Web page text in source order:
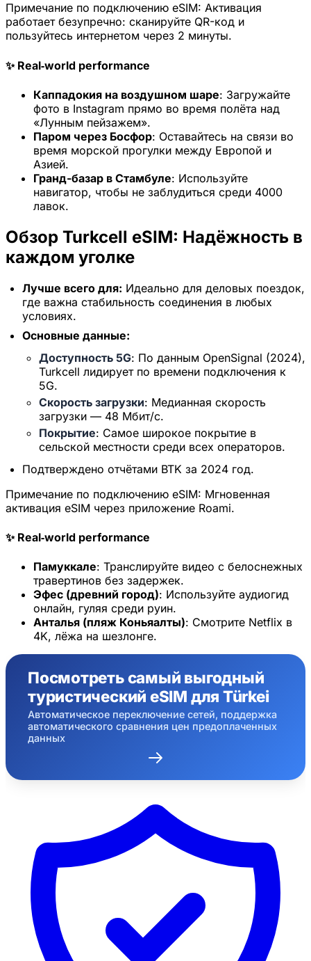
Примечание по подключению eSIM: Активация
работает безупречно: сканируйте QR-код и
пользуйтесь интернетом через 2 минуты.
✨ Real‑world performance
Каппадокия на воздушном шаре: Загружайте
фото в Instagram прямо во время полёта над
«Лунным пейзажем».
Паром через Босфор: Оставайтесь на связи во
время морской прогулки между Европой и
Азией.
Гранд-базар в Стамбуле: Используйте
навигатор, чтобы не заблудиться среди 4000
лавок.
Обзор Turkcell eSIM: Надёжность в
каждом уголке
Лучше всего для: Идеально для деловых поездок,
где важна стабильность соединения в любых
условиях.
Основные данные:
Доступность 5G: По данным OpenSignal (2024),
Turkcell лидирует по времени подключения к
5G.
Скорость загрузки: Медианная скорость
загрузки — 48 Мбит/с.
Покрытие: Самое широкое покрытие в
сельской местности среди всех операторов.
Подтверждено отчётами BTK за 2024 год.
Примечание по подключению eSIM: Мгновенная
активация eSIM через приложение Roami.
✨ Real‑world performance
Памуккале: Транслируйте видео с белоснежных
травертинов без задержек.
Эфес (древний город): Используйте аудиогид
онлайн, гуляя среди руин.
Анталья (пляж Коньяалты): Смотрите Netflix в
4K, лёжа на шезлонге.
Посмотреть самый выгодный
туристический eSIM для Türkei
Автоматическое переключение сетей, поддержка
автоматического сравнения цен предоплаченных
данных
Ограниченное по времени
предложение
Промокод
web20